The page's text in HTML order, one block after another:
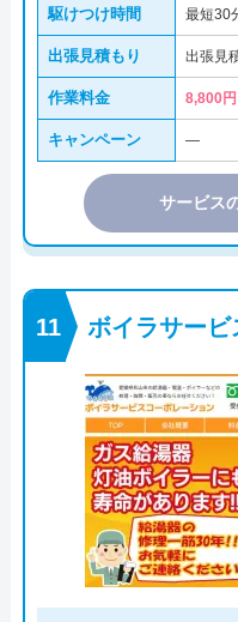
駆けつけ時間 最短30
出張見積もり 出張見
作業料金 8,800円
キャンペーン ―
サービス
ボイラサービ